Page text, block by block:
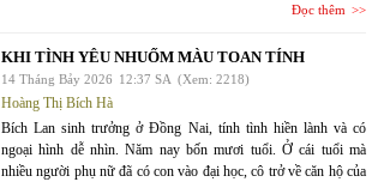
Đọc thêm
KHI TÌNH YÊU NHUỐM MÀU TOAN TÍNH
14 Tháng Bảy 2026 12:37 SA (Xem: 2218)
Hoàng Thị Bích Hà
Bích Lan sinh trưởng ở Đồng Nai, tính tình hiền lành và có
ngoại hình dễ nhìn. Năm nay bốn mươi tuổi. Ở cái tuổi mà
nhiều người phụ nữ đã có con vào đại học, cô trở về căn hộ của